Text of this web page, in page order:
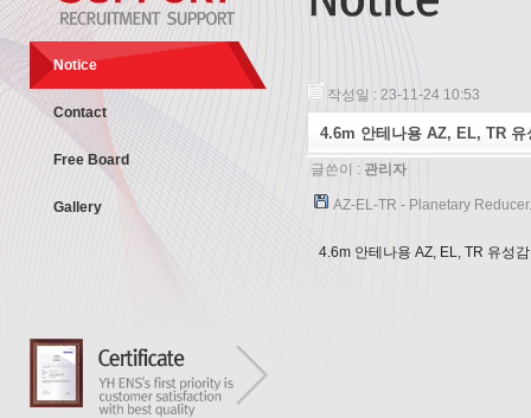
Notice
Contact
Free Board
Gallery
작성일 : 23-11-24 10:53
4.6m 안테나용 AZ, EL, TR 유
글쓴이 : 관리자
AZ-EL-TR - Planetary
4.6m 안테나용 AZ, EL, TR 유성